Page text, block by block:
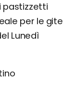
pastizzetti
per le gite
Lunedì